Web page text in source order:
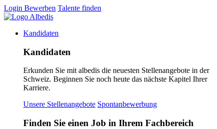
Login Bewerben Talente finden
Kandidaten
Kandidaten
Erkunden Sie mit albedis die neuesten Stellenangebote in der
Schweiz. Beginnen Sie noch heute das nächste Kapitel Ihrer
Karriere.
Unsere Stellenangebote Spontanbewerbung
Finden Sie einen Job in Ihrem Fachbereich